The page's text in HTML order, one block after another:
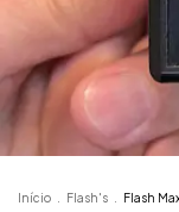
Início Flash's Flash